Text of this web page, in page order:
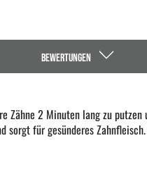
BEWERTUNGEN
2 Minuten lang zu
sorgt für gesünderes